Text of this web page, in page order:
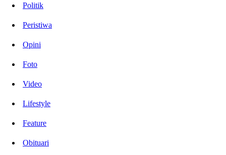
Politik
Peristiwa
Opini
Foto
Video
Lifestyle
Feature
Obituari